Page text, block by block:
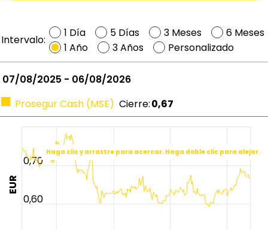
Intervalo:
1 Día 5 Días 3 Meses
6 Meses
1 Año
3 Años Personalizado
07/08/2025 - 06/08/2026
Prosegur Cash (MSE) Cierre:0,67
Haga clic y arrastre para acercar. Haga doble clic para alejar.
EUR
0,60
0,70